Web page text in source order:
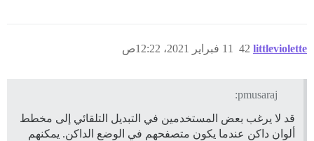
littleviolette 11 فبراير 2021، 12:22ص 42
pmusaraj:
قد لا يرغب بعض المستخدمين في التبديل التلقائي إلى مخطط
ألوان داكن عندما يكون متصفحهم في الوضع الداكن. يمكنهم